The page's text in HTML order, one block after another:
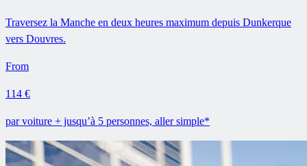
Traversez la Manche en deux heures maximum depuis Dunkerque
vers Douvres.
From
114 €
par voiture + jusqu’à 5 personnes, aller simple*